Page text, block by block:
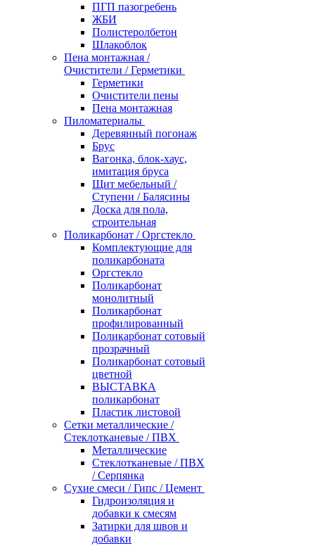
ПГП пазогребень
ЖБИ
Полистеролбетон
Шлакоблок
Пена монтажная /
Очистители / Герметики
Герметики
Очистители пены
Пена монтажная
Пиломатериалы
Деревянный погонаж
Брус
Вагонка, блок-хаус,
имитация бруса
Щит мебельный /
Ступени / Балясины
Доска для пола,
строительная
Поликарбонат / Оргстекло
Комплектующие для
поликарбоната
Оргстекло
Поликарбонат
монолитный
Поликарбонат
профилированный
Поликарбонат сотовый
прозрачный
Поликарбонат сотовый
цветной
ВЫСТАВКА
поликарбонат
Пластик листовой
Сетки металлические /
Стеклотканевые / ПВХ
Металлические
Стеклотканевые / ПВХ
/ Серпянка
Сухие смеси / Гипс / Цемент
Гидроизоляция и
добавки к смесям
Затирки для швов и
добавки